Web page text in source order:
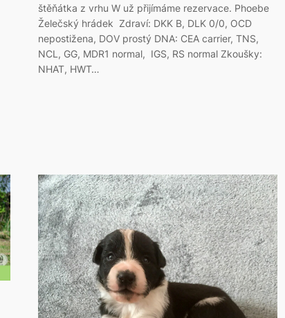
štěňátka z vrhu W už přijímáme rezervace. Phoebe
Želečský hrádek Zdraví: DKK B, DLK 0/0, OCD
nepostižena, DOV prostý DNA: CEA carrier, TNS,
NCL, GG, MDR1 normal, IGS, RS normal Zkoušky:
NHAT, HWT…